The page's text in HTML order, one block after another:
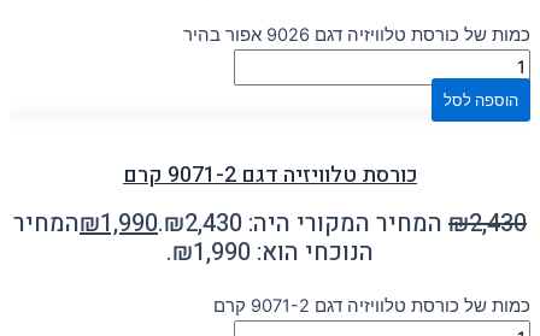
כמות של כורסת טלוויזיה דגם 9026 אפור בהיר
הוספה לסל
כורסת טלוויזיה דגם 9071-2 קרם
₪2,430 המחיר המקורי היה: ₪2,430. ₪1,990
המחיר
הנוכחי הוא: ₪1,990.
כמות של כורסת טלוויזיה דגם 9071-2 קרם